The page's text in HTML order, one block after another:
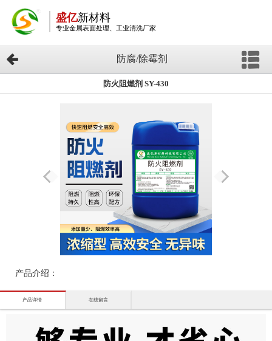
盛亿新材料
专业金属表面处理、工业清洗厂家
防腐/除霉剂
防火阻燃剂 SY-430
产品介绍：
产品详情 在线留言